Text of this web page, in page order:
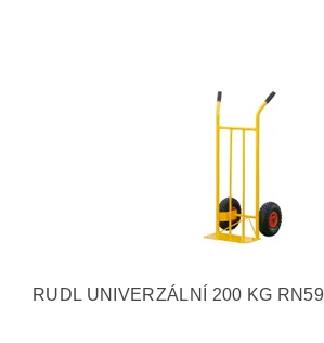
RUDL UNIVERZÁLNÍ 200 KG RN59